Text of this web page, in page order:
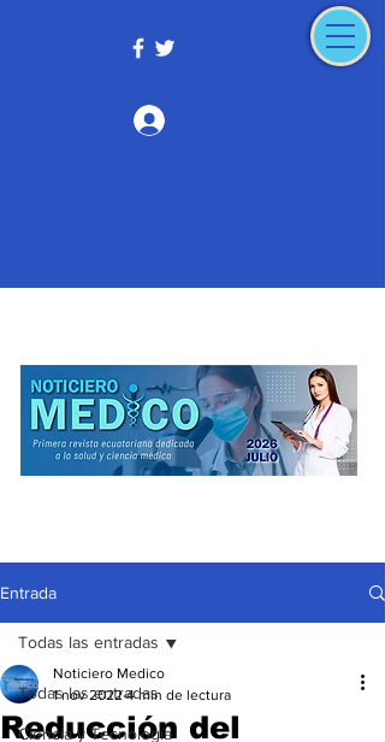
Entrada
Todas las entradas
Ciencia y Tecnología
Todas las entradas
Reducción del
Noticiero Medico
1 nov 2022 4 min de lectura